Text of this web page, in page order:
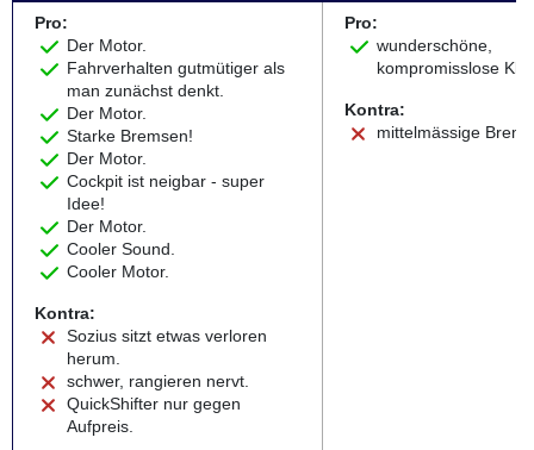
Pro:
Der Motor.
Fahrverhalten gutmütiger als
man zunächst denkt.
Der Motor.
Starke Bremsen!
Der Motor.
Cockpit ist neigbar - super
Idee!
Der Motor.
Cooler Sound.
Cooler Motor.
Kontra:
Sozius sitzt etwas verloren
herum.
schwer, rangieren nervt.
QuickShifter nur gegen
Aufpreis.
Pro:
wunderschöne,
kompromisslose
Kontra:
mittelmässige